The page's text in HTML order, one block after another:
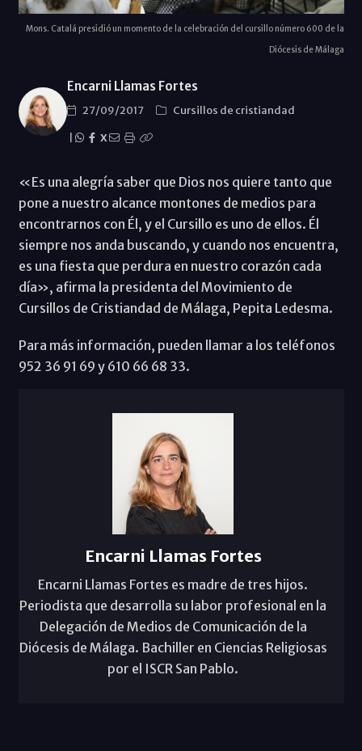
Mons. Catalá presidió un momento de la celebración del cursillo número 600 de la
Diócesis de Málaga
Encarni Llamas Fortes
27/09/2017
Cursillos de cristiandad
X
«Es una alegría saber que Dios nos quiere tanto que
pone a nuestro alcance montones de medios para
encontrarnos con Él, y el Cursillo es uno de ellos. Él
siempre nos anda buscando, y cuando nos encuentra,
es una fiesta que perdura en nuestro corazón cada
día», afirma la presidenta del Movimiento de
Cursillos de Cristiandad de Málaga, Pepita Ledesma.
Para más información, pueden llamar a los teléfonos
952 36 91 69 y 610 66 68 33.
Encarni Llamas Fortes
Encarni Llamas Fortes es madre de tres hijos.
Periodista que desarrolla su labor profesional en la
Delegación de Medios de Comunicación de la
Diócesis de Málaga. Bachiller en Ciencias Religiosas
por el ISCR San Pablo.